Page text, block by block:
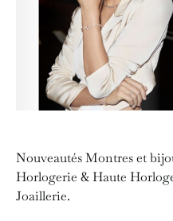
Nouveautés Montres et
Horlogerie & Haute
Joaillerie.